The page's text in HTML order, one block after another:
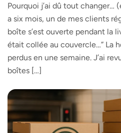
Pourquoi j’ai dû tout changer…
a six mois, un de mes clients
boîte s’est ouverte pendant la
était collée au couvercle…” La
perdus en une semaine. J’ai
boîtes […]